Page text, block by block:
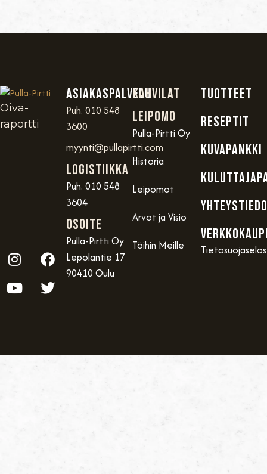
Oiva-
raportti
Asiakaspalvelu
Puh. 010 548
3600
myynti@pullapirtti.com
Logistiikka
Puh. 010 548
3604
OSOITE
Pulla-Pirtti Oy
Lepolantie 17
90410 Oulu
Kahvilat
Leipomo
Pulla-Pirtti Oy
Historia
Leipomot
Arvot ja Visio
Töihin Meille
TUOTTEET
RESEPTIT
KUVAPANKKI